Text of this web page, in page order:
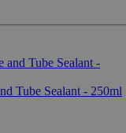
Tube Sealant - 250ml